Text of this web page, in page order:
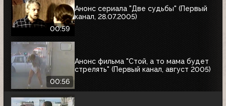
00:59
Анонс сериала "Две судьбы" (Первый
канал, 28.07.2005)
00:56
Анонс фильма "Стой, а то мама будет
стрелять" (Первый канал, август 2005)